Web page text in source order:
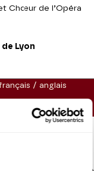
Chœur de l’Opéra
Lyon
/ anglais
genres, sonate,
opéra. Si